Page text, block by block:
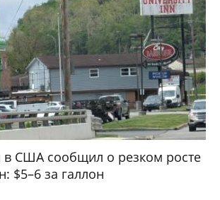
в США сообщил о резком росте
$5–6 за галлон